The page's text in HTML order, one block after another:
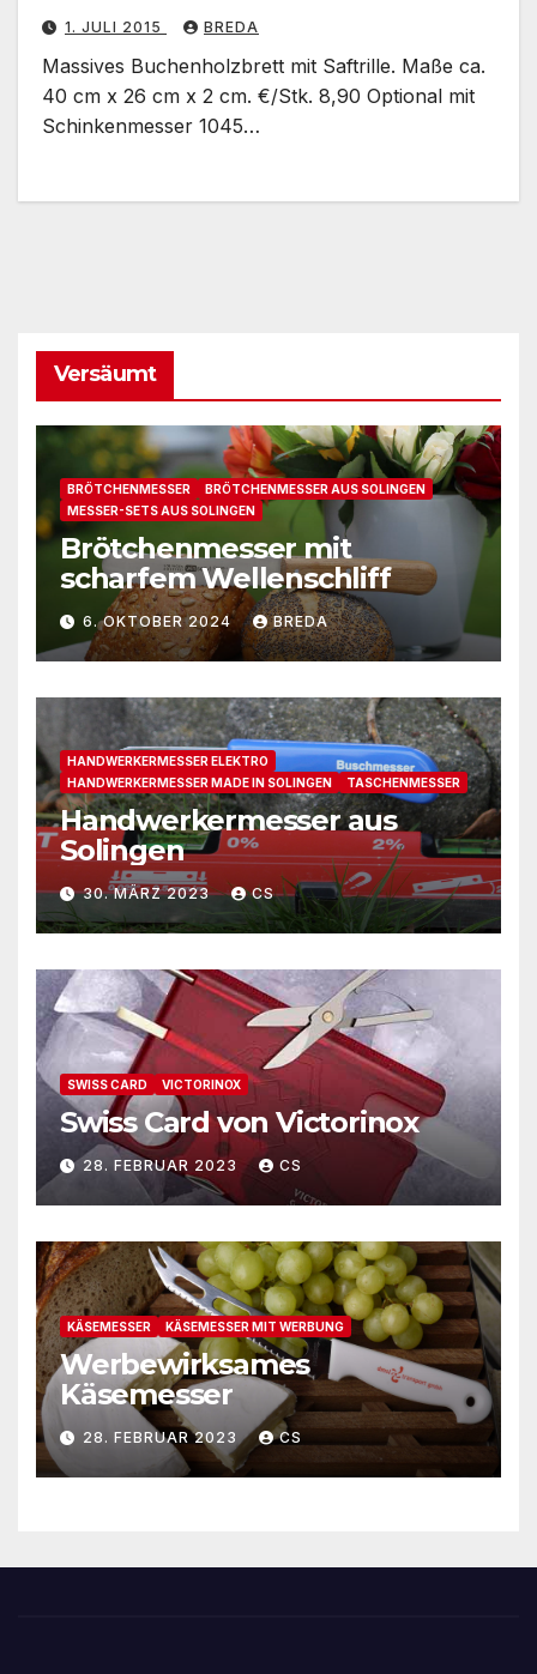
1. JULI 2015 BREDA
Massives Buchenholzbrett mit Saftrille. Maße ca.
40 cm x 26 cm x 2 cm. €/Stk. 8,90 Optional mit
Schinkenmesser 1045…
Versäumt
BRÖTCHENMESSER
BRÖTCHENMESSER AUS SOLINGEN
MESSER-SETS AUS SOLINGEN
Brötchenmesser mit
scharfem Wellenschliff
6. OKTOBER 2024 BREDA
HANDWERKERMESSER ELEKTRO
HANDWERKERMESSER MADE IN SOLINGEN
TASCHENMESSER
Handwerkermesser aus
Solingen
30. MÄRZ 2023 CS
SWISS CARD VICTORINOX
Swiss Card von Victorinox
28. FEBRUAR 2023 CS
KÄSEMESSER KÄSEMESSER MIT WERBUNG
Werbewirksames
Käsemesser
28. FEBRUAR 2023 CS